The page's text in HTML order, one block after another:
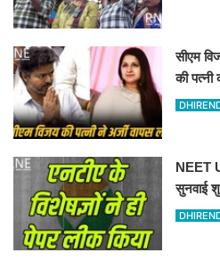
सीएम
की
थी
NEET
सुनवाई